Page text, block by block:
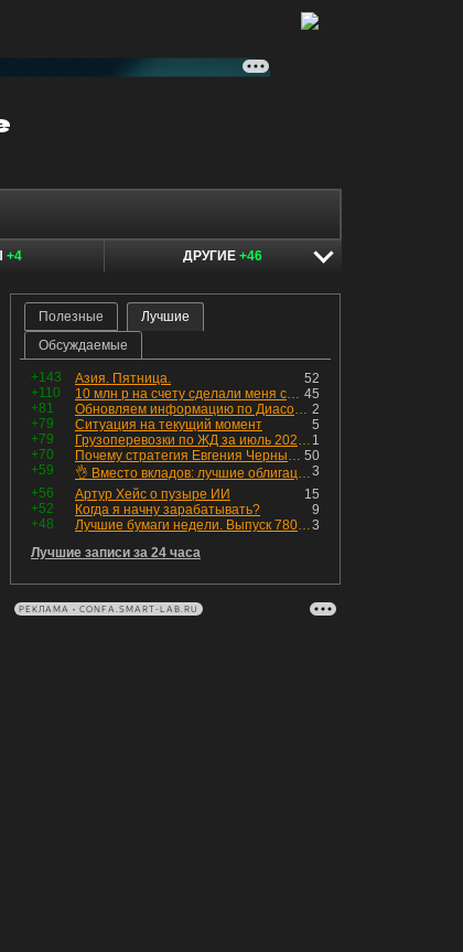
+4 ДРУГИЕ +46
Полезные
Лучшие
Обсуждаемые
+143 52
Азия. Пятница.
+110
45
10 млн р на счету сделали меня счастливым? Ожидание vs Реальность!
+81
2
Обновляем информацию по Диасофту: дивиденды и выкуп
+79
5
Ситуация на текущий момент
+79
1
Грузоперевозки по ЖД за июль 2026 г. — четвёртый месяц подряд роста, чёрные металлы на уровне прошлого года, а каменный уголь в плюсе.
+70
50
Почему стратегия Евгения Черных приведет вас к убыткам в 2026 году
+59
3
👌 Вместо вкладов: лучшие облигации — только супер надёжные
+56
15
Артур Хейс о пузыре ИИ
+52
9
Когда я начну зарабатывать?
+48
3
Лучшие бумаги недели. Выпуск 780 – обновления для пятницы
Лучшие записи за 24 часа
РЕКЛАМА • CONFA.SMART-LAB.RU